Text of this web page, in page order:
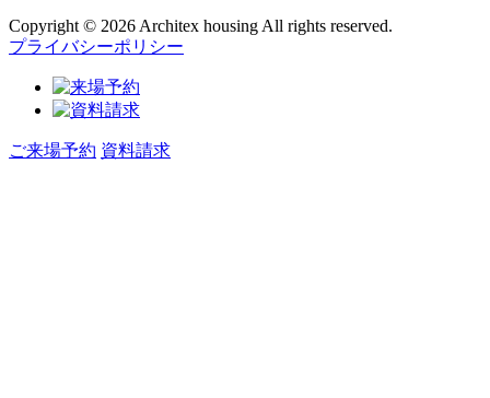
Copyright © 2026 Architex housing All rights reserved.
プライバシーポリシー
ご来場予約 資料請求